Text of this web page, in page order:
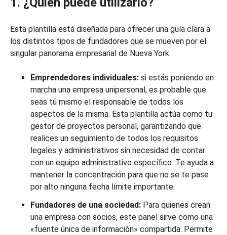
Esta plantilla está diseñada para ofrecer una guía clara a
los distintos tipos de fundadores que se mueven por el
singular panorama empresarial de Nueva York:
Emprendedores individuales: si estás poniendo en
marcha una empresa unipersonal, es probable que
seas tú mismo el responsable de todos los
aspectos de la misma. Esta plantilla actúa como tu
gestor de proyectos personal, garantizando que
realices un seguimiento de todos los requisitos
legales y administrativos sin necesidad de contar
con un equipo administrativo específico. Te ayuda a
mantener la concentración para que no se te pase
por alto ninguna fecha límite importante.
Fundadores de una sociedad: Para quienes crean
una empresa con socios, este panel sirve como una
«fuente única de información» compartida. Permite